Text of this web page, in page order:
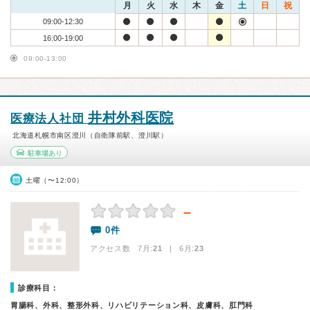
月 火 水 木 金 土 日 祝
09:00-12:30
16:00-19:00
09:00-13:00
医療法人社団 井村外科医院
北海道札幌市南区澄川（自衛隊前駅、澄川駅）
駐車場あり
土曜（〜12:00）
－
0件
アクセス数 7月:21 | 6月:23
診療科目：
胃腸科、外科、整形外科、リハビリテーション科、皮膚科、肛門科